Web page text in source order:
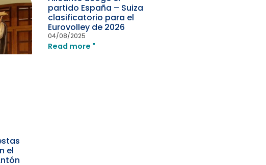
el
partido España – Suiza
clasificatorio para el
Eurovolley de 2026
04/08/2025
Read more "